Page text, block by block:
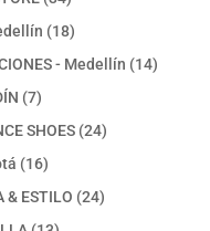
productos
1818
productos
- Medellín 1414
77
productos
SHOES 2424
1616
productos
& ESTILO 2424